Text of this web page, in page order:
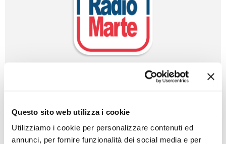
Questo sito web utilizza i cookie
Utilizziamo i cookie per personalizzare contenuti ed
annunci, per fornire funzionalità dei social media e per
POZZUOLI: VIA A CANTIERE HUB DI VIA ARTIACO